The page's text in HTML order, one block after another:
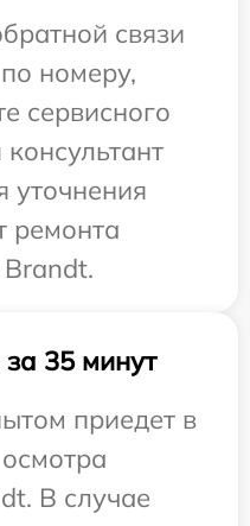
связи
номеру,
сервисного
уточнения
ремонта
35 минут
приедет в
В случае